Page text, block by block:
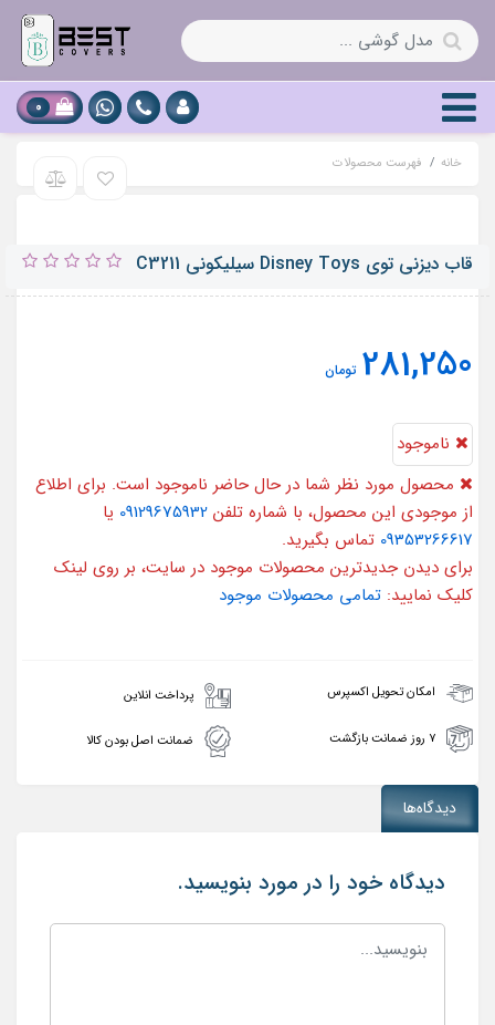
0
خانه فهرست محصولات
قاب دیزنی توی Disney Toys سیلیکونی C3211
281,250 تومان
ناموجود
محصول مورد نظر شما در حال حاضر ناموجود است. برای اطلاع
از موجودی این محصول، با شماره تلفن 09129675932 یا
09353266617 تماس بگیرید.
برای دیدن جدیدترین محصولات موجود در سایت، بر روی لینک
کلیک نمایید: تمامی محصولات موجود
امکان تحویل اکسپرس پرداخت انلاین
۷ روز ضمانت بازگشت ضمانت اصل بودن کالا
دیدگاه‌ها
دیدگاه خود را در مورد بنویسید.